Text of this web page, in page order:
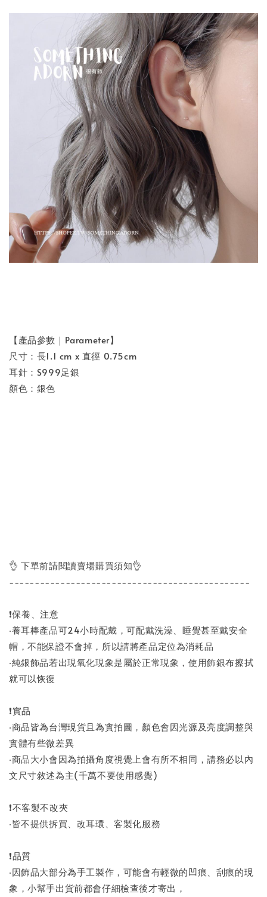
【產品參數｜Parameter】
尺寸：長1.1 cm x 直徑 0.75cm
耳針：S999足銀
顏色：銀色
👌 下單前請閱讀賣場購買須知👌
-----------------------------------------------
❗保養、注意
‧養耳棒產品可24小時配戴，可配戴洗澡、睡覺甚至戴安全
帽，不能保證不會掉，所以請將產品定位為消耗品
‧純銀飾品若出現氧化現象是屬於正常現象，使用飾銀布擦拭
就可以恢復
❗實品
‧商品皆為台灣現貨且為實拍圖，顏色會因光源及亮度調整與
實體有些微差異
‧商品大小會因為拍攝角度視覺上會有所不相同，請務必以內
文尺寸敘述為主(千萬不要使用感覺)
❗不客製不改夾
‧皆不提供拆買、改耳環、客製化服務
❗品質
‧因飾品大部分為手工製作，可能會有輕微的凹痕、刮痕的現
象，小幫手出貨前都會仔細檢查後才寄出，